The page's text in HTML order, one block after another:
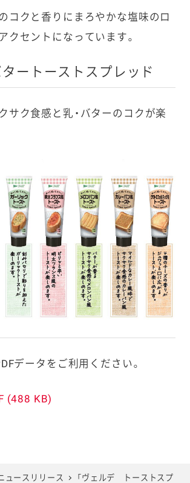
コクと香りにまろやかな塩味のロ
クセントになっています。
ートーストスプレッド
サク食感と乳・バターのコクが楽
データをご利用ください。
(488 KB)
ュースリリース
「ヴェルデ トーストスプ